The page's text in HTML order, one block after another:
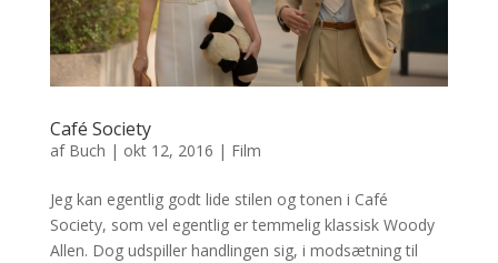
Café Society
af Buch | okt 12, 2016 | Film
Jeg kan egentlig godt lide stilen og tonen i Café
Society, som vel egentlig er temmelig klassisk Woody
Allen. Dog udspiller handlingen sig, i modsætning til